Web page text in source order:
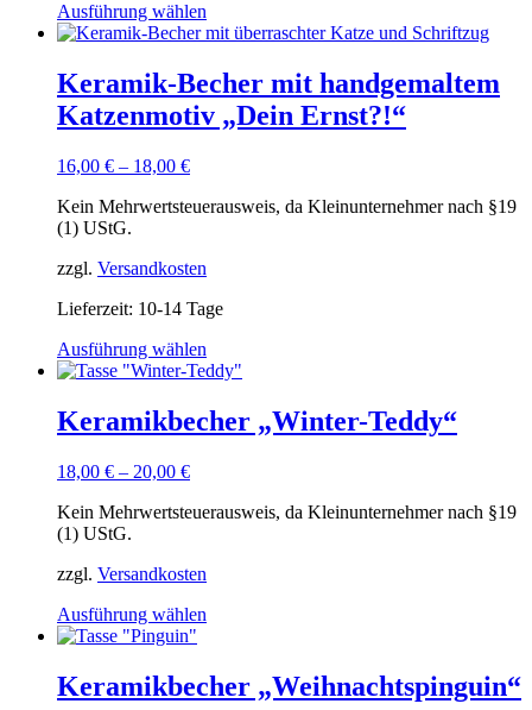
Ausführung wählen
Produkt
mehrere
Varianten
auf.
auf
Keramik-Becher mit handgemaltem
Katzenmotiv „Dein Ernst?!“
16,00 € – 18,00 €
Kein Mehrwertsteuerausweis, da Kleinunternehmer nach §19
(1) UStG.
zzgl. Versandkosten
Lieferzeit: 10-14 Tage
Ausführung wählen
Produkt
mehrere
Varianten
können
Produktseite
werden
Keramikbecher „Winter-Teddy“
18,00 € – 20,00 €
Kein Mehrwertsteuerausweis, da Kleinunternehmer nach §19
(1) UStG.
zzgl. Versandkosten
Ausführung wählen
mehrere
Varianten
Keramikbecher „Weihnachtspinguin“